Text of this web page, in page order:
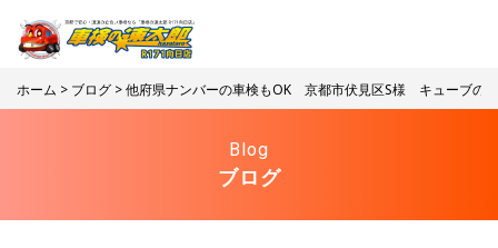
ホーム > ブログ > 他府県ナンバーの車検もOK 京都市伏見区S様 キューブの
Blog
ブログ